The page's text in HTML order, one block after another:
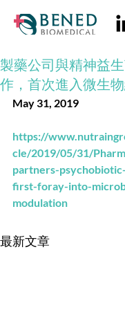
製藥公司與精神益
作，首次進入微生
May 31, 2019
https://
cle/2019/05/31/
partners-
first-foray-into-
modulation
最新文章